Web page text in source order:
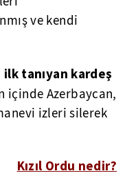
ve kendi
ilk tanıyan kardeş
içinde Azerbaycan,
izleri silerek
Kızıl Ordu nedir?